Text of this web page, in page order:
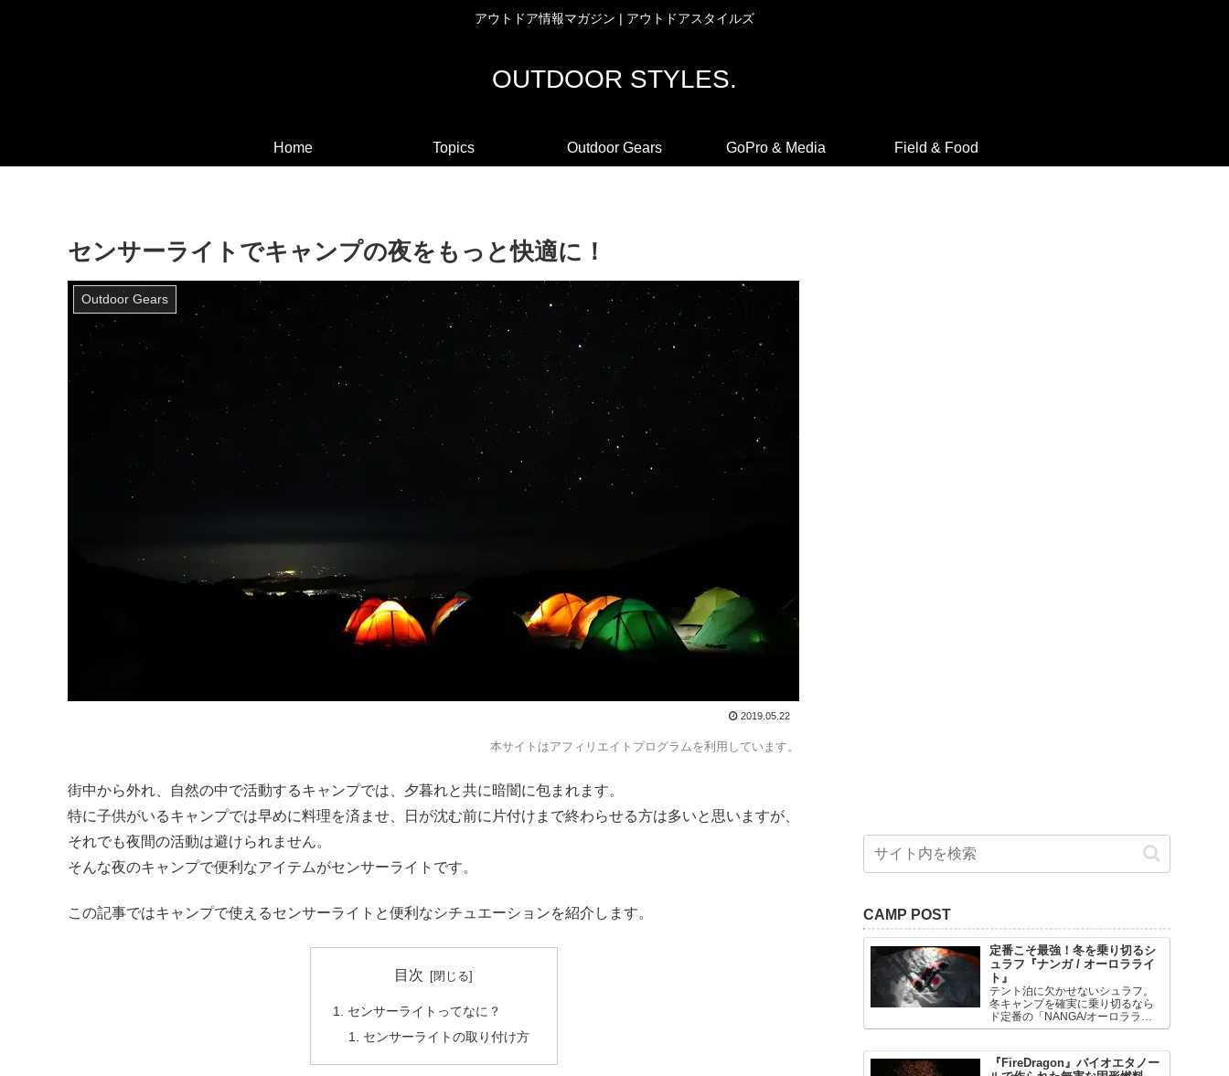
アウトドア情報マガジン | アウトドアスタイルズ
OUTDOOR STYLES.
Home Topics Outdoor Gears GoPro & Media Field & Food
センサーライトでキャンプの夜をもっと快適に！
Outdoor Gears
2019.05.22
本サイトはアフィリエイトプログラムを利用しています。
街中から外れ、自然の中で活動するキャンプでは、夕暮れと共に暗闇に包まれます。
特に子供がいるキャンプでは早めに料理を済ませ、日が沈む前に片付けまで終わらせる方は多いと思いますが、
それでも夜間の活動は避けられません。
そんな夜のキャンプで便利なアイテムがセンサーライトです。
この記事ではキャンプで使えるセンサーライトと便利なシチュエーションを紹介します。
目次
センサーライトってなに？
センサーライトの取り付け方
CAMP POST
定番こそ最強！冬を乗り切るシ
ュラフ『ナンガ / オーロラライ
ト』
テント泊に欠かせないシュラフ。
冬キャンプを確実に乗り切るなら
ド定番の「NANGA/オーロラライ
ト」がおすすめです。オーロララ
備えた汎用性の高いシュラフで
す。今回はNANGAのシュラフのラ
『FireDragon』バイオエタノー